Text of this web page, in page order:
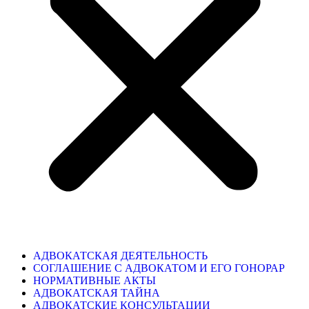
АДВОКАТСКАЯ ДЕЯТЕЛЬНОСТЬ
СОГЛАШЕНИЕ С АДВОКАТОМ И ЕГО ГОНОРАР
НОРМАТИВНЫЕ АКТЫ
АДВОКАТСКАЯ ТАЙНА
АДВОКАТСКИЕ КОНСУЛЬТАЦИИ